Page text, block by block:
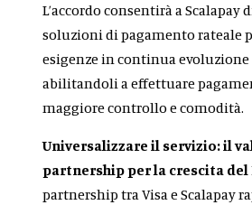
L’accordo consentirà a Scalapay
soluzioni di pagamento rateale
esigenze in continua
abilitandoli a effettuare
maggiore controllo e comodità.
Universalizzare il servizio: il
partnership per la crescita del
partnership tra Visa e Scalapay